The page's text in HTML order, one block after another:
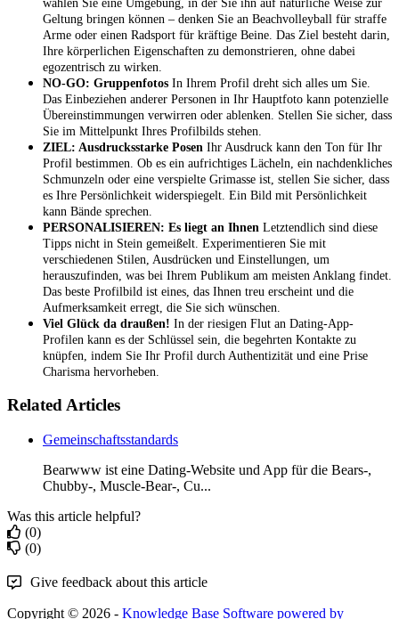
wählen Sie eine Umgebung, in der Sie ihn auf natürliche Weise zur
Geltung bringen können – denken Sie an Beachvolleyball für straffe
Arme oder einen Radsport für kräftige Beine. Das Ziel besteht darin,
Ihre körperlichen Eigenschaften zu demonstrieren, ohne dabei
egozentrisch zu wirken.
NO-GO: Gruppenfotos In Ihrem Profil dreht sich alles um Sie.
Das Einbeziehen anderer Personen in Ihr Hauptfoto kann potenzielle
Übereinstimmungen verwirren oder ablenken. Stellen Sie sicher, dass
Sie im Mittelpunkt Ihres Profilbilds stehen.
ZIEL: Ausdrucksstarke Posen Ihr Ausdruck kann den Ton für Ihr
Profil bestimmen. Ob es ein aufrichtiges Lächeln, ein nachdenkliches
Schmunzeln oder eine verspielte Grimasse ist, stellen Sie sicher, dass
es Ihre Persönlichkeit widerspiegelt. Ein Bild mit Persönlichkeit
kann Bände sprechen.
PERSONALISIEREN: Es liegt an Ihnen Letztendlich sind diese
Tipps nicht in Stein gemeißelt. Experimentieren Sie mit
verschiedenen Stilen, Ausdrücken und Einstellungen, um
herauszufinden, was bei Ihrem Publikum am meisten Anklang findet.
Das beste Profilbild ist eines, das Ihnen treu erscheint und die
Aufmerksamkeit erregt, die Sie sich wünschen.
Viel Glück da draußen! In der riesigen Flut an Dating-App-
Profilen kann es der Schlüssel sein, die begehrten Kontakte zu
knüpfen, indem Sie Ihr Profil durch Authentizität und eine Prise
Charisma hervorheben.
Related Articles
Gemeinschaftsstandards
Bearwww ist eine Dating-Website und App für die Bears-,
Chubby-, Muscle-Bear-, Cu...
Was this article helpful?
(0)
(0)
Give feedback about this article
Copyright © 2026 - Knowledge Base Software powered by